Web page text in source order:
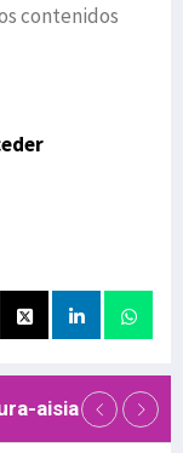
contenidos
aisia